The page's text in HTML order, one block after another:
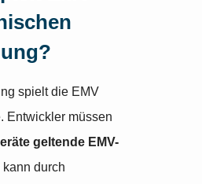
spielt die EMV
Entwickler müssen
geltende EMV-
kann durch